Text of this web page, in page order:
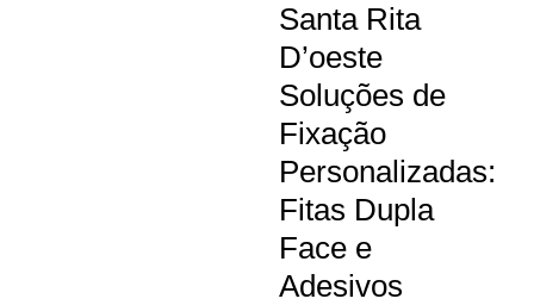
Santa Rita
D’oeste
Soluções de
Fixação
Personalizadas:
Fitas Dupla
Face e
Adesivos